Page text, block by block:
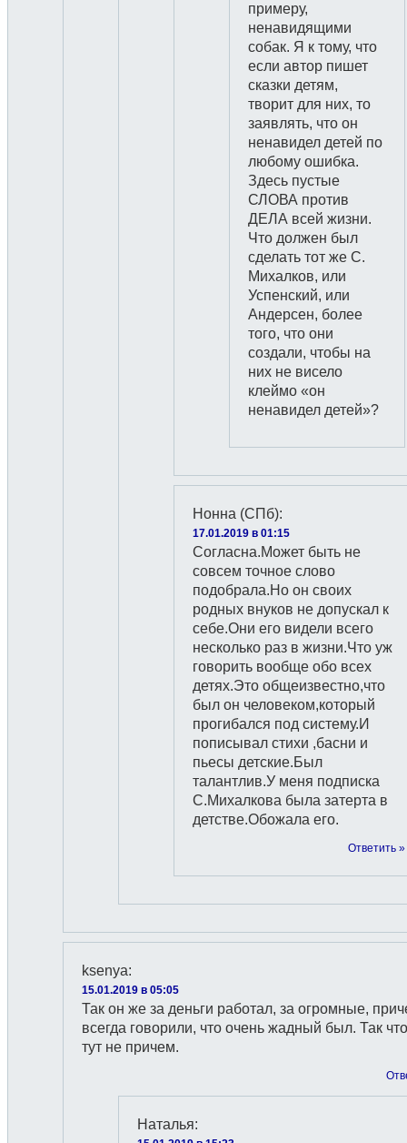
примеру,
ненавидящими
собак. Я к тому, что
если автор пишет
сказки детям,
творит для них, то
заявлять, что он
ненавидел детей по
любому ошибка.
Здесь пустые
СЛОВА против
ДЕЛА всей жизни.
Что должен был
сделать тот же С.
Михалков, или
Успенский, или
Андерсен, более
того, что они
создали, чтобы на
них не висело
клеймо «он
ненавидел детей»?
Нонна (СПб):
17.01.2019 в 01:15
Согласна.Может быть не
совсем точное слово
подобрала.Но он своих
родных внуков не допускал к
себе.Они его видели всего
несколько раз в жизни.Что уж
говорить вообще обо всех
детях.Это общеизвестно,что
был он человеком,который
прогибался под систему.И
пописывал стихи ,басни и
пьесы детские.Был
талантлив.У меня подписка
С.Михалкова была затерта в
детстве.Обожала его.
Ответить »
ksenya:
15.01.2019 в 05:05
Так он же за деньги работал, за огромные,
всегда говорили, что очень жадный был. Так
тут не причем.
Наталья: